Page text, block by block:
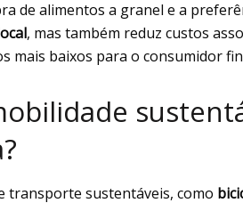
de alimentos a granel e a
, mas também reduz custos
mais baixos para o consumidor
transporte sustentáveis, como